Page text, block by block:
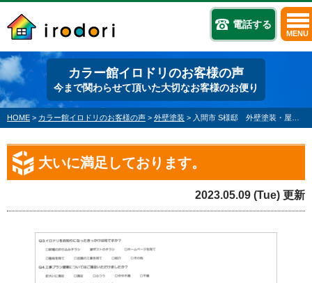
電話する
MENU
カラー館イロドリのお客様の声
今まで関わらせて頂いた大切なお客様のお便り
HOME > カラー館イロドリのお客様の声 > 外壁塗装 > 入間市 S様邸 外壁塗装・屋根塗装
大いに満足しております。
2023.05.09 (Tue) 更新